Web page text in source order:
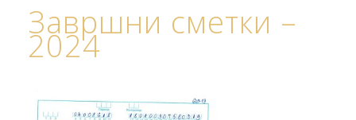
Завршни сметки –
2024